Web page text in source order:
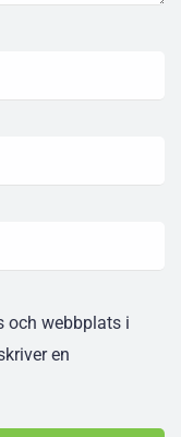
och webbplats i
en